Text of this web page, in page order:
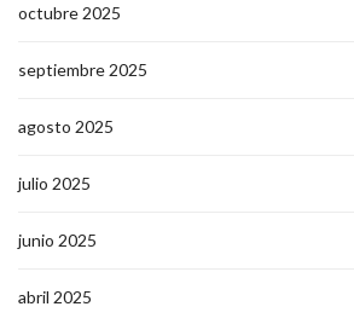
octubre 2025
septiembre 2025
agosto 2025
julio 2025
junio 2025
abril 2025